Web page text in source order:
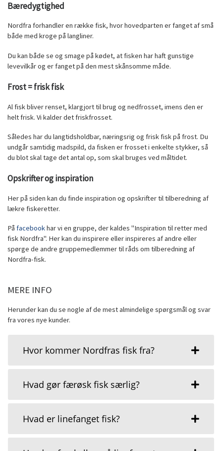
Bæredygtighed
Nordfra forhandler en række fisk, hvor hovedparten er fanget af små
både med kroge på langliner.
Du kan både se og smage på kødet, at fisken har haft gunstige
levevilkår og er fanget på den mest skånsomme måde.
Frost = frisk fisk
Al fisk bliver renset, klargjort til brug og nedfrosset, imens den er
helt frisk. Vi kalder det friskfrosset.
Således har du langtidsholdbar, næringsrig og frisk fisk på frost. Du
undgår samtidig madspild, da fisken er frosset i enkelte stykker, så
du blot skal tage det antal op, som skal bruges ved måltidet.
Opskrifter og inspiration
Her på siden kan du finde inspiration og opskrifter til tilberedning af
lækre fiskeretter.
På facebookhar vi en gruppe, der kaldes "Inspiration til retter med
fisk Nordfra". Her kan du inspirere eller inspireres af andre eller
spørge de andre gruppemedlemmer til råds om tilberedning af
Nordfra-fisk.
MERE INFO
Herunder kan du se nogle af de mest almindelige spørgsmål og svar
fra vores nye kunder.
Hvor kommer Nordfras fisk fra?
Hvad gør færøsk fisk særlig?
Hvad er linefanget fisk?